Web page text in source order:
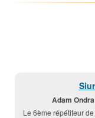
Adam Ondra
Le 6ème répétiteur